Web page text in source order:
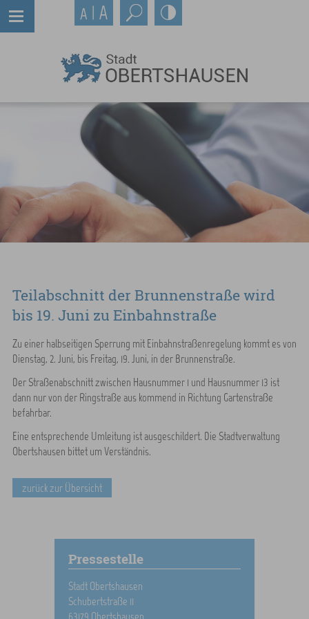
Teilabschnitt der Brunnenstraße wird
bis 19. Juni zu Einbahnstraße
Zu einer halbseitigen Sperrung mit Einbahnstraßenregelung kommt es von
Dienstag, 2. Juni, bis Freitag, 19. Juni, in der Brunnenstraße.
Der Straßenabschnitt zwischen Hausnummer 1 und Hausnummer 13 ist
dann nur von der Ringstraße aus kommend in Richtung Gartenstraße
befahrbar.
Eine entsprechende Umleitung ist ausgeschildert. Die Stadtverwaltung
Obertshausen bittet um Verständnis.
zurück zur Übersicht
Pressestelle
Stadt Obertshausen
Schubertstraße 11